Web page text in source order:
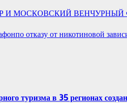
И МОСКОВСКИЙ
отказу от никотиновой
туризма в 35 регионах